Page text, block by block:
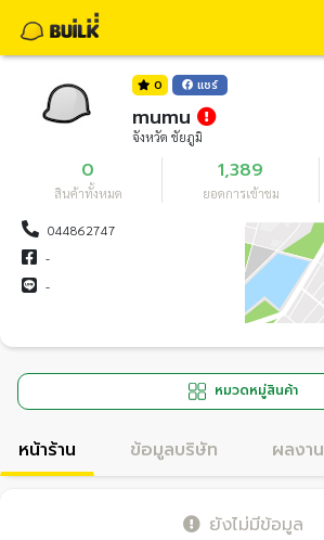
0 แชร์
mumu
จังหวัด ชัยภูมิ
0
สินค้าทั้งหมด
1,389
ยอดการเข้าชม
044862747
-
-
หมวดหมู่สินค้า
หน้าร้าน ข้อมูลบริษัท ผลงาน
ยังไม่มีข้อมูล